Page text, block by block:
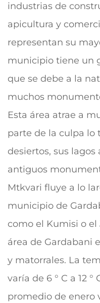
industrias de
apicultura y
representan su
municipio tiene un
que se debe a la
muchos
Esta área atrae a
parte de la culpa lo
desiertos, sus lagos
antiguos
Mtkvari fluye a lo
municipio de
como el Kumisi o el
área de Gardabani
y matorrales. La
varía de 6 ° C a 12
promedio de enero